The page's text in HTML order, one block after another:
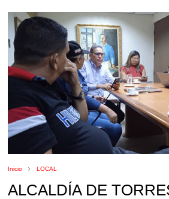
Inicio LOCAL
ALCALDÍA DE